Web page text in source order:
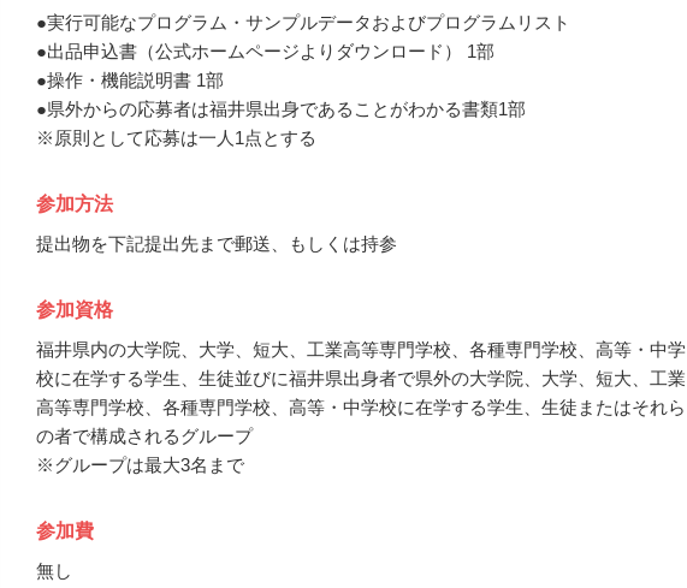
●実行可能なプログラム・サンプルデータおよびプログラムリスト
●出品申込書（公式ホームページよりダウンロード） 1部
●操作・機能説明書 1部
●県外からの応募者は福井県出身であることがわかる書類1部
※原則として応募は一人1点とする
参加方法
提出物を下記提出先まで郵送、もしくは持参
参加資格
福井県内の大学院、大学、短大、工業高等専門学校、各種専門学校、高等・中学
校に在学する学生、生徒並びに福井県出身者で県外の大学院、大学、短大、工業
高等専門学校、各種専門学校、高等・中学校に在学する学生、生徒またはそれら
の者で構成されるグループ
※グループは最大3名まで
参加費
無し